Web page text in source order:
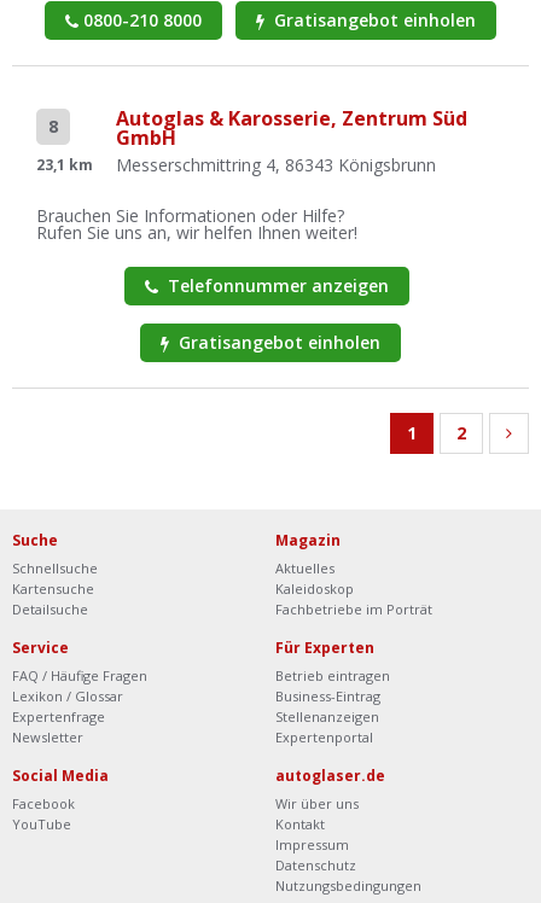
0800-210 8000 Gratisangebot einholen
8
23,1 km
Autoglas & Karosserie, Zentrum Süd
GmbH
Messerschmittring 4, 86343 Königsbrunn
Brauchen Sie Informationen oder Hilfe?
Rufen Sie uns an, wir helfen Ihnen weiter!
Telefonnummer anzeigen
Gratisangebot einholen
1 2
Suche
Schnellsuche
Kartensuche
Detailsuche
Magazin
Aktuelles
Kaleidoskop
Fachbetriebe im Porträt
Service
FAQ / Häufige Fragen
Lexikon / Glossar
Expertenfrage
Newsletter
Für Experten
Betrieb eintragen
Business-Eintrag
Stellenanzeigen
Expertenportal
Social Media
Facebook
YouTube
autoglaser.de
Wir über uns
Kontakt
Impressum
Datenschutz
Nutzungsbedingungen